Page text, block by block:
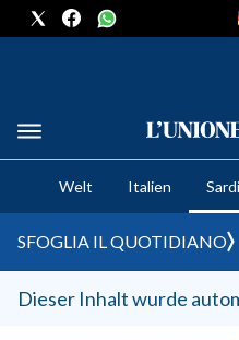
CRONACA SARDEGNA
CAGLIARI
SULCIS IGLESIENTE
MEDIO CAMPIDANO
Welt Italien
SFOGLIA IL QUOTIDIANO
Dieser Inhalt wurde